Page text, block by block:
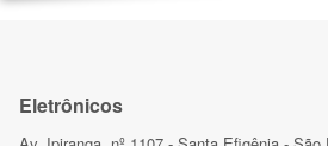
Eletrônicos